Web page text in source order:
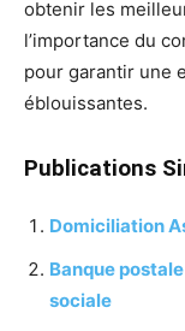
obtenir les
l’importance du
pour garantir une
éblouissantes.
Publications
Domiciliation
Banque
sociale